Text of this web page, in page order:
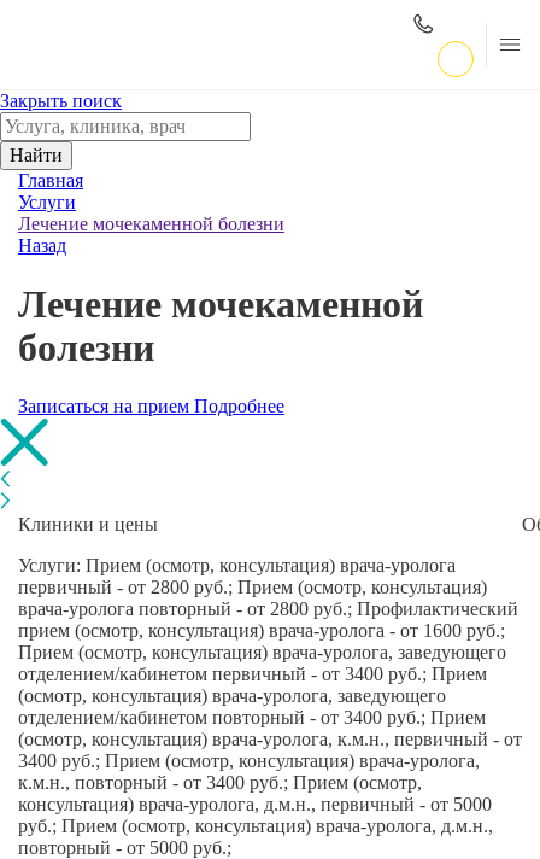
Закрыть поиск
Найти
Главная
Услуги
Лечение мочекаменной болезни
Назад
Лечение мочекаменной
болезни
Записаться на прием Подробнее
Клиники и цены
Услуги: Прием (осмотр, консультация) врача-уролога
первичный - от 2800 руб.; Прием (осмотр, консультация)
врача-уролога повторный - от 2800 руб.; Профилактический
прием (осмотр, консультация) врача-уролога - от 1600 руб.;
Прием (осмотр, консультация) врача-уролога, заведующего
отделением/кабинетом первичный - от 3400 руб.; Прием
(осмотр, консультация) врача-уролога, заведующего
отделением/кабинетом повторный - от 3400 руб.; Прием
(осмотр, консультация) врача-уролога, к.м.н., первичный - от
3400 руб.; Прием (осмотр, консультация) врача-уролога,
к.м.н., повторный - от 3400 руб.; Прием (осмотр,
консультация) врача-уролога, д.м.н., первичный - от 5000
руб.; Прием (осмотр, консультация) врача-уролога, д.м.н.,
повторный - от 5000 руб.;